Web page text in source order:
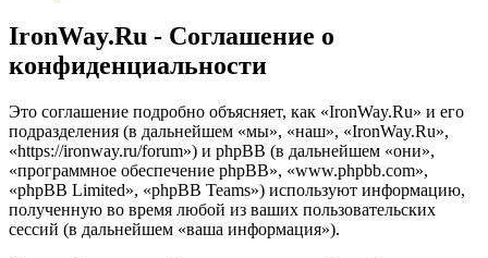
IronWay.Ru - Соглашение о
конфиденциальности
Это соглашение подробно объясняет, как «IronWay.Ru» и его
подразделения (в дальнейшем «мы», «наш», «IronWay.Ru»,
«https://ironway.ru/forum») и phpBB (в дальнейшем «они»,
«программное обеспечение phpBB», «www.phpbb.com»,
«phpBB Limited», «phpBB Teams») используют информацию,
полученную во время любой из ваших пользовательских
сессий (в дальнейшем «ваша информация»).